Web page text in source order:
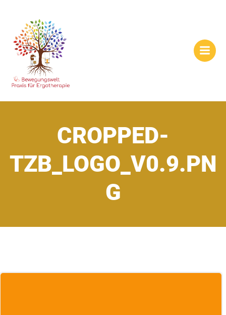
CROPPED-
TZB_LOGO_V0.9.PN
G